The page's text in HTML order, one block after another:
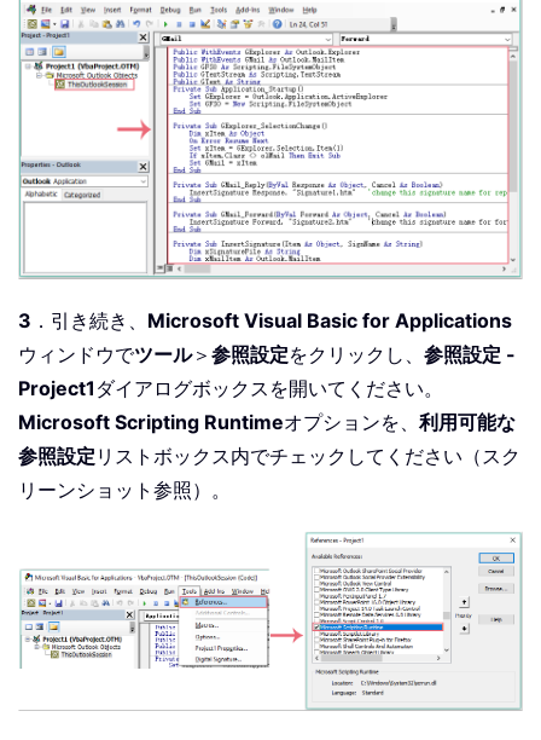
3 ．引き続き、 Microsoft Visual Basic for Applications
ウィンドウでツール＞ 参照設定をクリックし、 参照設定 -
Project1 ダイアログボックスを開いてください。
Microsoft Scripting Runtimeオプションを、 利用可能な
参照設定 リストボックス内でチェックしてください（スク
リーンショット参照）。